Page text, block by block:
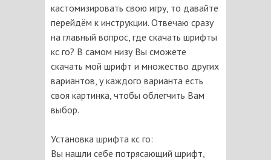
кастомизировать свою игру, то давайте
перейдём к инструкции. Отвечаю сразу
на главный вопрос, где скачать шрифты
кс го? В самом низу Вы сможете
скачать мой шрифт и множество других
вариантов, у каждого варианта есть
своя картинка, чтобы облегчить Вам
выбор.
Установка шрифта кс го:
Вы нашли себе потрясающий шрифт,